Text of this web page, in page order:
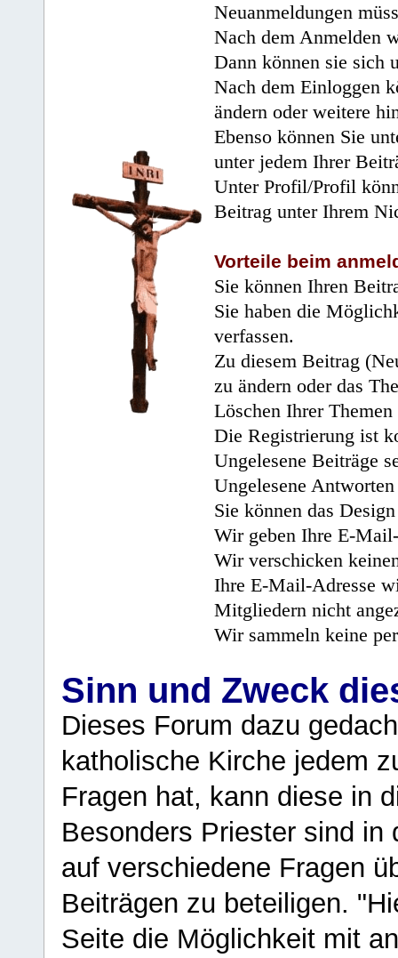
Neuanmeldungen
Nach dem Anmelden
Dann können sie sich
Nach dem Einloggen
ändern oder weitere
Ebenso können Sie
unter jedem Ihrer
Unter Profil/Profil
Beitrag unter Ihrem
Vorteile beim
Sie können Ihren
Sie haben die
verfassen.
Zu diesem Beitrag
zu ändern oder das
Löschen Ihrer
Die Registrierung ist
Ungelesene Beiträge
Ungelesene
Sie können das
Wir geben Ihre E-
Wir verschicken
Ihre E-Mail-Adresse
Mitgliedern nicht
Wir sammeln keine
Sinn und Zweck
Dieses Forum dazu
katholische Kirche jedem
Fragen hat, kann diese in
Besonders Priester sind in
auf verschiedene Fragen
Beiträgen zu beteiligen.
Seite die Möglichkeit mit